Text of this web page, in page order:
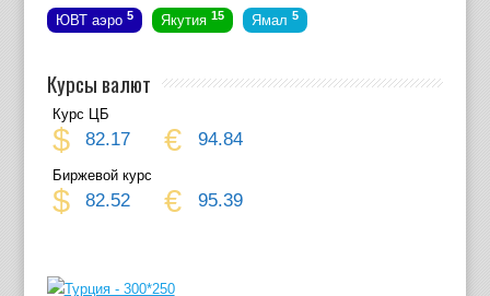
ЮВТ аэро 5 Якутия 15 Ямал 5
Курсы валют
Курс ЦБ
$ 82.17 € 94.84
Биржевой курс
$ 82.52 € 95.39